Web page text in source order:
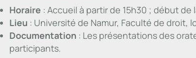
Horaire : Accueil à partir de 15h30 ; début de
Lieu : Université de Namur, Faculté de droit,
Documentation : Les présentations des
participants.